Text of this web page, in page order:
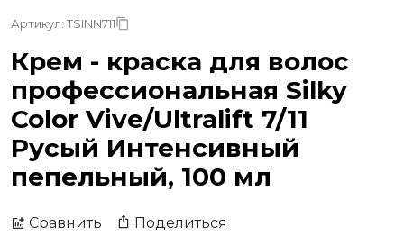
Артикул: TSINN711
Крем - краска для волос
профессиональная Silky
Color Vive/Ultralift 7/11
Русый Интенсивный
пепельный, 100 мл
Сравнить Поделиться